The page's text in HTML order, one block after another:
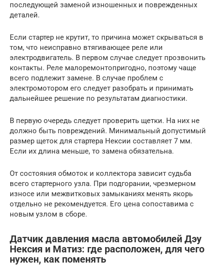
последующей заменой изношенных и поврежденных
деталей.
Если стартер не крутит, то причина может скрываться в
том, что неисправно втягивающее реле или
электродвигатель. В первом случае следует прозвонить
контакты. Реле малоремонтопригодно, поэтому чаще
всего подлежит замене. В случае проблем с
электромотором его следует разобрать и принимать
дальнейшее решение по результатам диагностики.
В первую очередь следует проверить щетки. На них не
должно быть повреждений. Минимальный допустимый
размер щеток для стартера Нексии составляет 7 мм.
Если их длина меньше, то замена обязательна.
От состояния обмоток и коллектора зависит судьба
всего стартерного узла. При подгорании, чрезмерном
износе или межвитковых замыканиях менять якорь
отдельно не рекомендуется. Его цена сопоставима с
новым узлом в сборе.
Датчик давления масла автомобилей Дэу
Нексия и Матиз: где расположен, для чего
нужен, как поменять